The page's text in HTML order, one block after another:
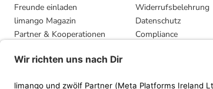
Freunde einladen
limango Magazin
Partner & Kooperationen
Presse
Widerrufsbelehrung
Datenschutz
Compliance